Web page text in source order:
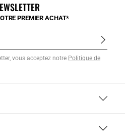
PREMIER ACHAT*
vous acceptez notre Politique de